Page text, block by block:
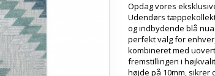
Opdag vores
Udendørs
og indbydende blå
perfekt valg for
kombineret med
fremstillingen i
højde på 10mm,